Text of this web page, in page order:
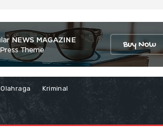
Olahraga Kriminal